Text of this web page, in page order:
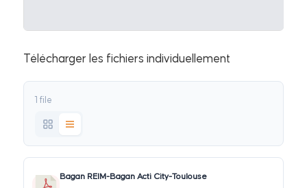
Télécharger les fichiers individuellement
1 file
Bagan REIM-Bagan Acti City-Toulouse